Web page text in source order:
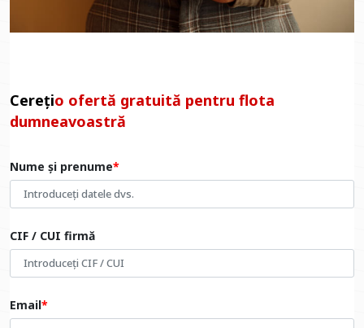
Cerețio ofertă gratuită pentru flota
dumneavoastră
Nume și prenume
CIF / CUI firmă
Email